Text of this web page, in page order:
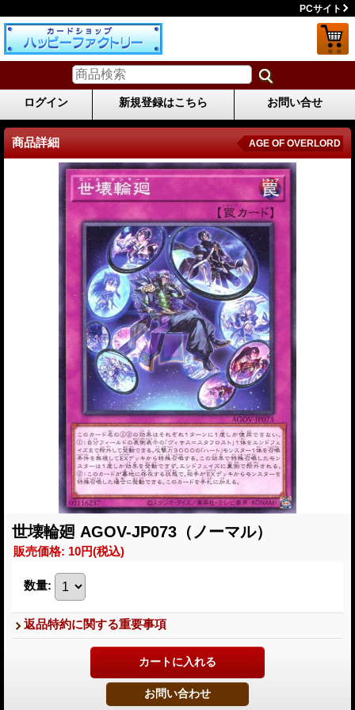
PCサイト
ログイン 新規登録はこちら お問い合せ
商品詳細 AGE OF OVERLORD
世壊輪廻 AGOV-JP073（ノーマル）
販売価格: 10円(税込)
数量:
返品特約に関する重要事項